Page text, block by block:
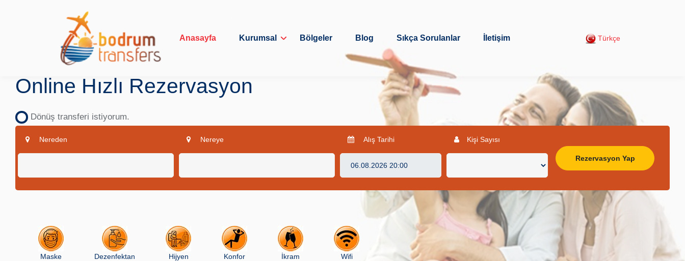
Anasayfa Kurumsal Bölgeler Blog Sıkça Sorulanlar İletişim Türkçe
Online Hızlı Rezervasyon
Dönüş transferi istiyorum.
Nereden Nereye Alış Tarihi Kişi Sayısı
Rezervasyon Yap
Maske Dezenfektan Hijyen Konfor İkram Wifi